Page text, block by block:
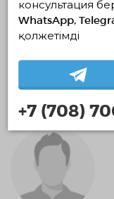
Фархат
консультация
WhatsApp,
қолжетімді
+7 (708)